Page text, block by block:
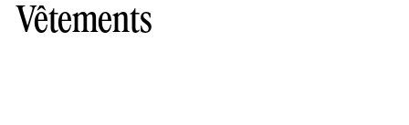
Vêtements